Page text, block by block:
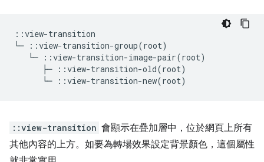
::view-transition
::view-transition 會顯示在疊加層中，位於網頁上所有
其他內容的上方。如要為轉場效果設定背景顏色，這個屬性